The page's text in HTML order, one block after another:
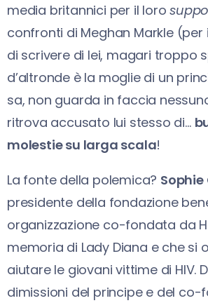
media britannici per il loro
confronti di Meghan Markle
di scrivere di lei, magari troppo
d’altronde è la moglie di un
sa, non guarda in faccia
ritrova accusato lui stesso di…
molestie su larga scala!
La fonte della polemica?
presidente della fondazione
organizzazione co-fondata da
memoria di Lady Diana e che si
aiutare le giovani vittime di HIV.
dimissioni del principe e del